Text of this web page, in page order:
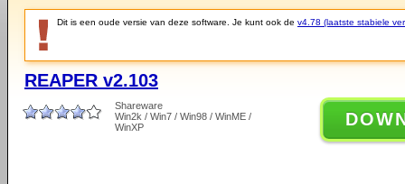
Dit is een oude versie van deze software. Je kunt ook de v4.78 (laatste stabiele
REAPER v2.103
Shareware
Win2k / Win7 / Win98 / WinME /
WinXP